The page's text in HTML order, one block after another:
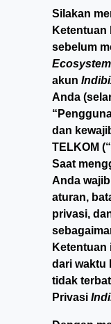
Silakan
Ketentuan
sebelum
Ecosystem
akun
Anda
dan
TELKOM
Saat
Anda
aturan,
privasi,
Ketentuan
dari waktu
tidak
Privasi